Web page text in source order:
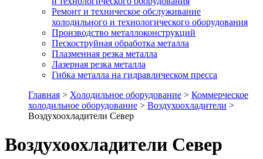
Ремонт и техническое обслуживание
холодильного и технологического оборудования
Производство металлоконструкций
Пескоструйная обработка металла
Плазменная резка металла
Лазерная резка металла
Гибка металла на гидравлическом пресса
Главная > Холодильное оборудование > Коммерческое
холодильное оборудование > Воздухоохладители >
Воздухоохладители Север
Воздухоохладители Север